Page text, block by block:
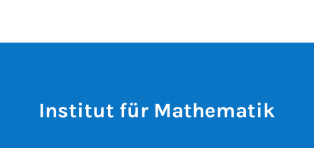
Institut für Mathematik